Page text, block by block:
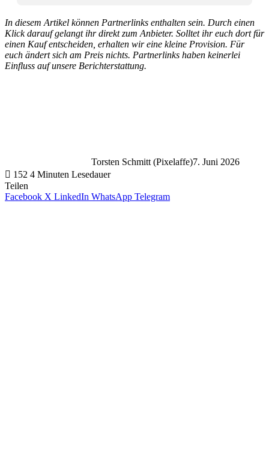
In diesem Artikel können Partnerlinks enthalten sein. Durch einen
Klick darauf gelangt ihr direkt zum Anbieter. Solltet ihr euch dort für
einen Kauf entscheiden, erhalten wir eine kleine Provision. Für
euch ändert sich am Preis nichts. Partnerlinks haben keinerlei
Einfluss auf unsere Berichterstattung.
Torsten Schmitt (Pixelaffe)7. Juni 2026
152 4 Minuten Lesedauer
Teilen
Facebook X LinkedIn WhatsApp Telegram